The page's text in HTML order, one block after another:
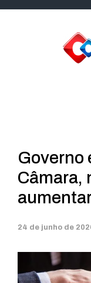
Governo
Câmara,
24 de junho de